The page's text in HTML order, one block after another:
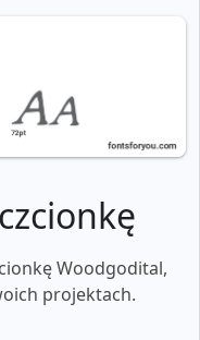
Woodgodital,
projektach.